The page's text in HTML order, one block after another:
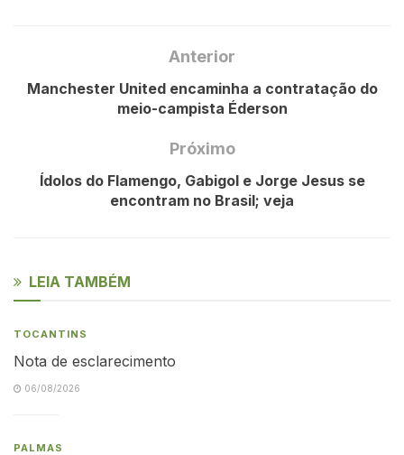
Anterior
Manchester United encaminha a contratação do
meio-campista Éderson
Próximo
Ídolos do Flamengo, Gabigol e Jorge Jesus se
encontram no Brasil; veja
LEIA TAMBÉM
TOCANTINS
Nota de esclarecimento
06/08/2026
PALMAS